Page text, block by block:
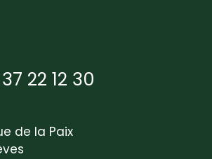
22 12 30
de la Paix